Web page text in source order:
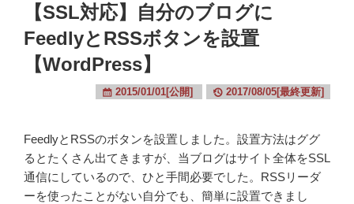
【SSL対応】自分のブログに
FeedlyとRSSボタンを設置
【WordPress】
2015/01/01[公開] 2017/08/05[最終更新]
FeedlyとRSSのボタンを設置しました。設置方法はググ
るとたくさん出てきますが、当ブログはサイト全体をSSL
通信にしているので、ひと手間必要でした。RSSリーダ
ーを使ったことがない自分でも、簡単に設置できまし